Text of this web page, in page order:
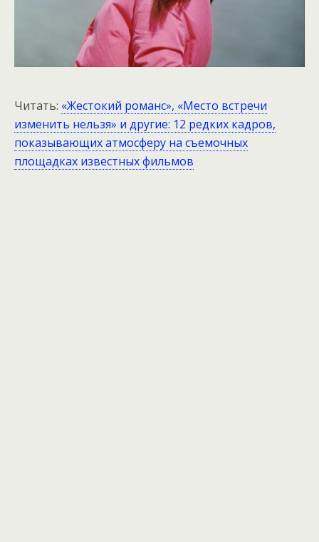
Читать: «Жестокий романс», «Место встречи
изменить нельзя» и другие: 12 редких кадров,
показывающих атмосферу на съемочных
площадках известных фильмов